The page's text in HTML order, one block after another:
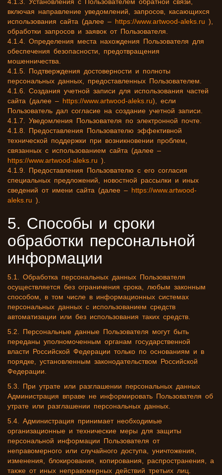
включая направление уведомлений, запросов, касающихся
использования сайта (далее – https://www.artwood-aleks.ru ),
обработки запросов и заявок от Пользователя.
4.1.4. Определения места нахождения Пользователя для
обеспечения безопасности, предотвращения
мошенничества.
4.1.5. Подтверждения достоверности и полноты
персональных данных, предоставленных Пользователем.
4.1.6. Создания учетной записи для использования частей
сайта (далее – https://www.artwood-aleks.ru), если
Пользователь дал согласие на создание учетной записи.
4.1.7. Уведомления Пользователя по электронной почте.
4.1.8. Предоставления Пользователю эффективной
технической поддержки при возникновении проблем,
связанных с использованием сайта (далее –
https://www.artwood-aleks.ru ).
4.1.9. Предоставления Пользователю с его согласия
специальных предложений, новостной рассылки и иных
сведений от имени сайта (далее – https://www.artwood-
aleks.ru ).
5. Способы и сроки
обработки персональной
информации
5.1. Обработка персональных данных Пользователя
осуществляется без ограничения срока, любым законным
способом, в том числе в информационных системах
персональных данных с использованием средств
автоматизации или без использования таких средств.
5.2. Персональные данные Пользователя могут быть
переданы уполномоченным органам государственной
власти Российской Федерации только по основаниям и в
порядке, установленным законодательством Российской
Федерации.
5.3. При утрате или разглашении персональных данных
Администрация вправе не информировать Пользователя об
утрате или разглашении персональных данных.
5.4. Администрация принимает необходимые
организационные и технические меры для защиты
персональной информации Пользователя от
неправомерного или случайного доступа, уничтожения,
изменения, блокирования, копирования, распространения, а
также от иных неправомерных действий третьих лиц.